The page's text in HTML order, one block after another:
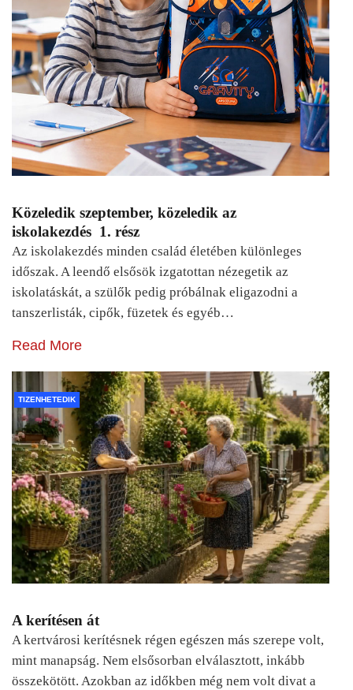
Közeledik szeptember, közeledik az
iskolakezdés 1. rész
Az iskolakezdés minden család életében különleges
időszak. A leendő elsősök izgatottan nézegetik az
iskolatáskát, a szülők pedig próbálnak eligazodni a
tanszerlisták, cipők, füzetek és egyéb…
Read More
TIZENHETEDIK
A kerítésen át
A kertvárosi kerítésnek régen egészen más szerepe volt,
mint manapság. Nem elsősorban elválasztott, inkább
összekötött. Azokban az időkben még nem volt divat a